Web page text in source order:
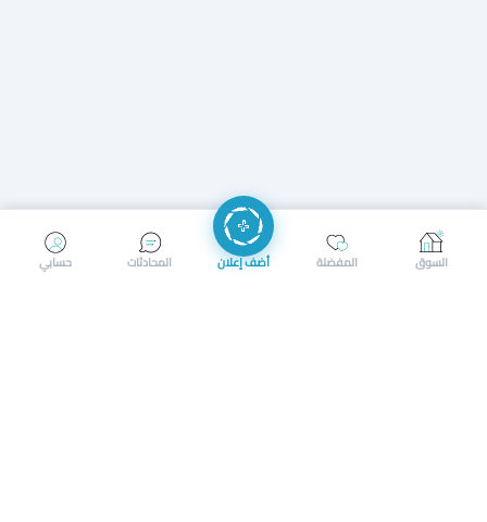
إرسال رسالة إجراء مكالمة
حسابي المحادثات أضف إعلان المفضلة السوق